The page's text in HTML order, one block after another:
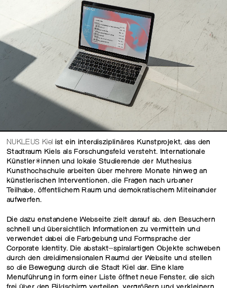
NUKLEUS Kiel ist ein interdisziplinäres Kunstprojekt, das den
Stadtraum Kiels als Forschungsfeld versteht. Internationale
Künstler*innen und lokale Studierende der Muthesius
Kunsthochschule arbeiten über mehrere Monate hinweg an
künstlerischen Interventionen, die Fragen nach urbaner
Teilhabe, öffentlichem Raum und demokratischem Miteinander
aufwerfen.
Die dazu enstandene Webseite zielt darauf ab, den Besuchern
schnell und übersichtlich Informationen zu vermitteln und
verwendet dabei die Farbgebung und Formsprache der
Corporate Identity. Die abstakt-spiralartigen Objekte schweben
durch den dreidimensionalen Raumd der Website und stellen
so die Bewegung durch die Stadt Kiel dar. Eine klare
Menuführung in form einer Liste öffnet neue Fenster, die sich